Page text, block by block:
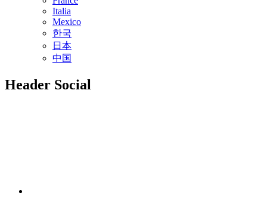
Italia
Mexico
한국
日本
中国
Header Social